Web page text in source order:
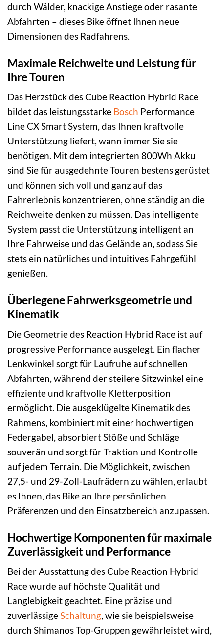
durch Wälder, knackige Anstiege oder rasante
Abfahrten – dieses Bike öffnet Ihnen neue
Dimensionen des Radfahrens.
Maximale Reichweite und Leistung für
Ihre Touren
Das Herzstück des Cube Reaction Hybrid Race
bildet das leistungsstarke Bosch Performance
Line CX Smart System, das Ihnen kraftvolle
Unterstützung liefert, wann immer Sie sie
benötigen. Mit dem integrierten 800Wh Akku
sind Sie für ausgedehnte Touren bestens gerüstet
und können sich voll und ganz auf das
Fahrerlebnis konzentrieren, ohne ständig an die
Reichweite denken zu müssen. Das intelligente
System passt die Unterstützung intelligent an
Ihre Fahrweise und das Gelände an, sodass Sie
stets ein natürliches und intuitives Fahrgefühl
genießen.
Überlegene Fahrwerksgeometrie und
Kinematik
Die Geometrie des Reaction Hybrid Race ist auf
progressive Performance ausgelegt. Ein flacher
Lenkwinkel sorgt für Laufruhe auf schnellen
Abfahrten, während der steilere Sitzwinkel eine
effiziente und kraftvolle Kletterposition
ermöglicht. Die ausgeklügelte Kinematik des
Rahmens, kombiniert mit einer hochwertigen
Federgabel, absorbiert Stöße und Schläge
souverän und sorgt für Traktion und Kontrolle
auf jedem Terrain. Die Möglichkeit, zwischen
27,5- und 29-Zoll-Laufrädern zu wählen, erlaubt
es Ihnen, das Bike an Ihre persönlichen
Präferenzen und den Einsatzbereich anzupassen.
Hochwertige Komponenten für maximale
Zuverlässigkeit und Performance
Bei der Ausstattung des Cube Reaction Hybrid
Race wurde auf höchste Qualität und
Langlebigkeit geachtet. Eine präzise und
zuverlässigeSchaltung, wie sie beispielsweise
durch Shimanos Top-Gruppen gewährleistet wird,